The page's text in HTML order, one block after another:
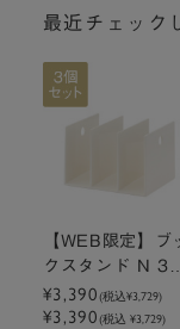
最近チェック
【WEB限定】ブ
クスタンド N 3個
セット
¥3,390(税込¥3,729)
¥3,390(税込 ¥3,729)